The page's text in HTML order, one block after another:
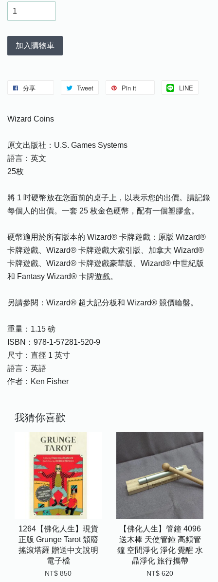
加入購物車
分享 Tweet Pin it LINE
Wizard Coins
原文出版社：U.S. Games Systems
語言：英文
25枚
將 1 吋硬幣放在您面前的桌子上，以表示您的出價。請記錄
每個人的出價。一套 25 枚金色硬幣，配有一個塑膠盒。
硬幣適用於所有版本的 Wizard® 卡牌遊戲：原版 Wizard®
卡牌遊戲、Wizard® 卡牌遊戲大索引版、加拿大 Wizard®
卡牌遊戲、Wizard® 卡牌遊戲豪華版、Wizard® 中世紀版
和 Fantasy Wizard® 卡牌遊戲。
另請參閱：Wizard® 超大記分板和 Wizard® 競價輪盤。
重量：1.15 磅
ISBN：978-1-57281-520-9
尺寸：直徑 1 英寸
語言：英語
作者：Ken Fisher
我猜你喜歡
1264【佛化人生】現貨
正版 Grunge Tarot 頹廢
搖滾塔羅 贈送中文說明
電子檔
NT$ 850
【佛化人生】管鐘 4096
送木棒 天使管鐘 高頻管
鐘 空間淨化 淨化 覺醒 水
晶淨化 旅行攜帶
NT$ 620